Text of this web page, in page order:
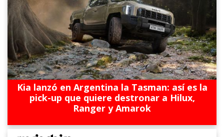
Kia lanzó en Argentina la Tasman: así es la
pick-up que quiere destronar a Hilux,
Ranger y Amarok